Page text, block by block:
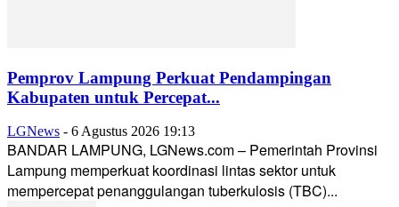
Pemprov Lampung Perkuat Pendampingan
Kabupaten untuk Percepat...
LGNews - 6 Agustus 2026 19:13
BANDAR LAMPUNG, LGNews.com – Pemerintah Provinsi
Lampung memperkuat koordinasi lintas sektor untuk
mempercepat penanggulangan tuberkulosis (TBC)...